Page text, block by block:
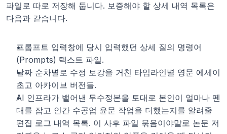
파일로 따로 저장해 둡니다. 보증해야 할 상세 내역 목록은
다음과 같습니다.
프롬프트 입력창에 당시 입력했던 상세 질의 명령어
(Prompts) 텍스트 파일.
날짜 순차별로 수정 보강을 거친 타임라인별 영문 에세이
초고 아카이브 버전들.
AI 인프라가 뱉어낸 무수정본을 토대로 본인이 얼마나 펜
대를 잡고 인간 수공업 윤문 작업을 더했는지를 알려줄
편집 로그 내역 목록. 이 사후 파일 묶음이야말로 논문 저